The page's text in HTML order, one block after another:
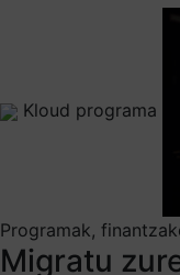
Kloud programa
Programak,
Migratu